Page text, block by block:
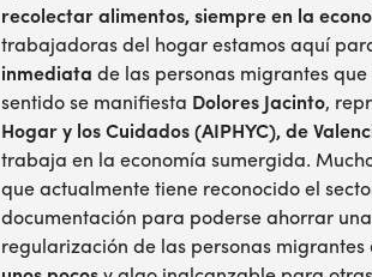
recolectar alimentos, siempre en la
trabajadoras del hogar estamos aquí
inmediata de las personas migrantes
sentido se manifiesta Dolores Jacinto,
Hogar y los Cuidados (AIPHYC), de
trabaja en la economía sumergida.
que actualmente tiene reconocido el
documentación para poderse ahorrar
regularización de las personas